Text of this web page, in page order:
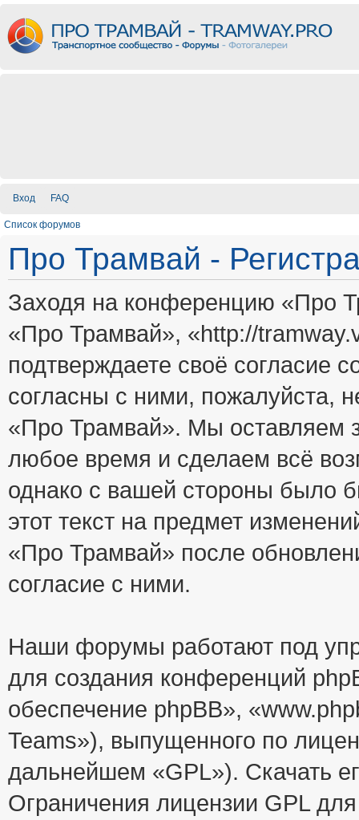
Вход FAQ
Список форумов
Про Трамвай -
Заходя на конференцию «Про
«Про Трамвай», «http://
подтверждаете своё
согласны с ними, пожалуйста,
«Про Трамвай». Мы оставляем
любое время и сделаем всё
однако с вашей стороны было
этот текст на предмет
«Про Трамвай» после
согласие с ними.
Наши форумы работают под
для создания конференций
обеспечение phpBB»,
Teams»), выпущенного по
дальнейшем «GPL»). Скачать
Ограничения лицензии GPL